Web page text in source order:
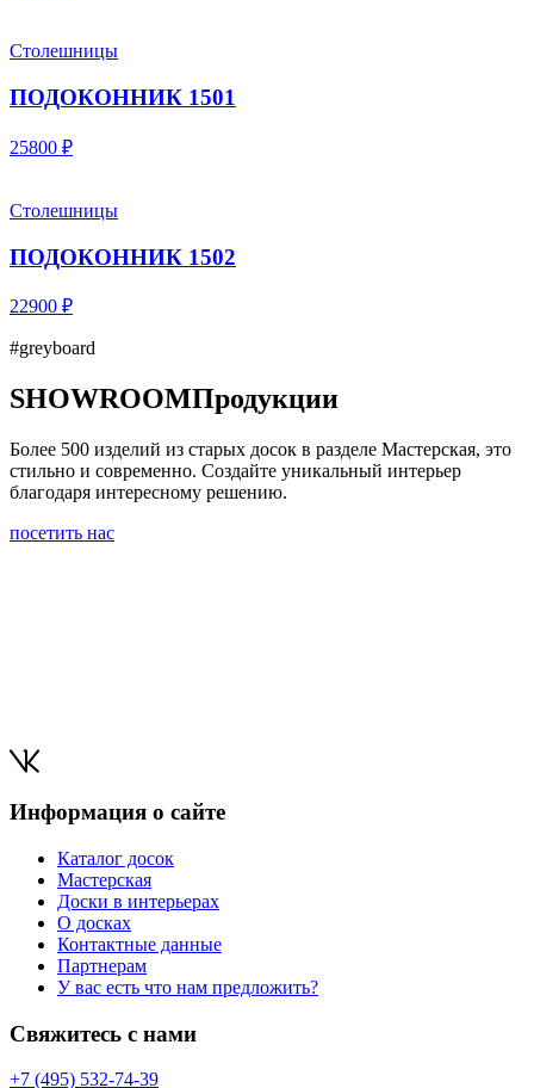
Столешницы
ПОДОКОННИК 1501
25800 ₽
Столешницы
ПОДОКОННИК 1502
22900 ₽
#greyboard
SHOWROOMПродукции
Более 500 изделий из старых досок в разделе Мастерская, это
стильно и современно. Создайте уникальный интерьер
благодаря интересному решению.
посетить нас
Информация о сайте
Каталог досок
Мастерская
Доски в интерьерах
О досках
Контактные данные
Партнерам
У вас есть что нам предложить?
Свяжитесь с нами
+7 (495) 532-74-39